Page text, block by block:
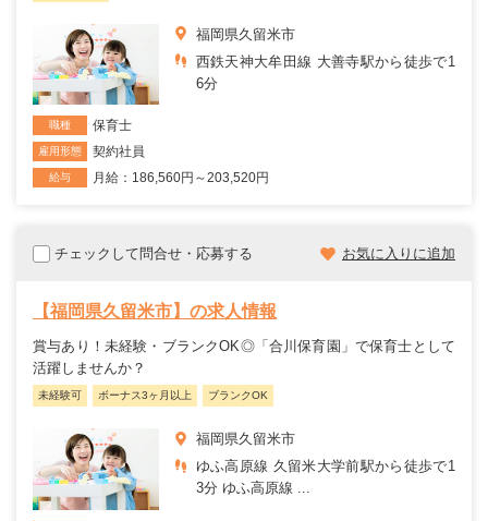
福岡県久留米市
西鉄天神大牟田線 大善寺駅から徒歩で1
6分
職種 保育士
雇用形態 契約社員
給与 月給：186,560円～203,520円
チェックして問合せ・応募する お気に入りに追加
【福岡県久留米市】の求人情報
賞与あり！未経験・ブランクOK◎「合川保育園」で保育士として
活躍しませんか？
未経験可 ボーナス3ヶ月以上 ブランクOK
福岡県久留米市
ゆふ高原線 久留米大学前駅から徒歩で1
3分 ゆふ高原線 ...